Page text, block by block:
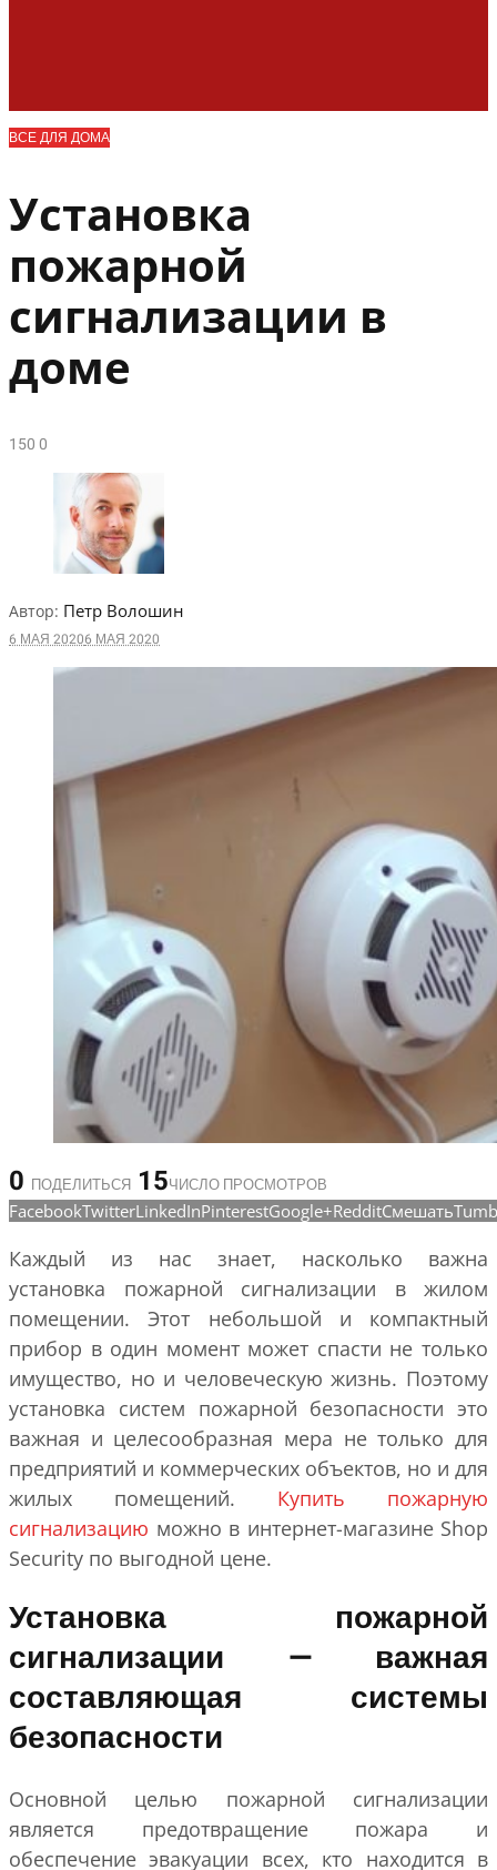
ВСЕ ДЛЯ ДОМА
Установка
пожарной
сигнализации в
доме
1500
Автор: Петр Волошин
6 МАЯ 20206 МАЯ 2020
0 ПОДЕЛИТЬСЯ 15ЧИСЛО ПРОСМОТРОВ
FacebookTwitterLinkedInPinterestGoogle+RedditСмешать
Каждый из нас знает, насколько важна
установка пожарной сигнализации в жилом
помещении. Этот небольшой и компактный
прибор в один момент может спасти не только
имущество, но и человеческую жизнь. Поэтому
установка систем пожарной безопасности это
важная и целесообразная мера не только для
предприятий и коммерческих объектов, но и для
жилых помещений. Купить пожарную
сигнализацию можно в интернет-магазине Shop
Security по выгодной цене.
Установка пожарной
сигнализации — важная
составляющая системы
безопасности
Основной целью пожарной сигнализации
является предотвращение пожара и
обеспечение эвакуации всех, кто находится в